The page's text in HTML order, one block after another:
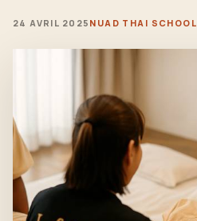
24 AVRIL 2025 NUAD THAI SCHOOL